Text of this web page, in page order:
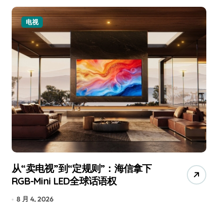
电视
从“卖电视”到“定规则”：海信拿下
RGB-Mini LED全球话语权
8 月 4, 2026